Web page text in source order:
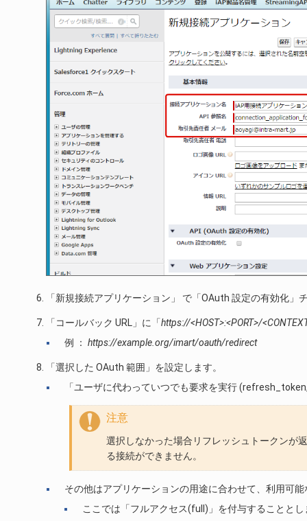
「新規接続アプリケーション」 で「OAuth 設定の有効化
「コールバック URL」に「https://<HOST>:<PORT>/
例 ： https://example.org/imart/oauth/redirect
「選択した OAuth 範囲」を設定します。
「ユーザに代わっていつでも要求を実行
注意
選択しなかった場合リフレッシュトークン
る接続ができません。
その他はアプリケーションの用途に合わせて、利用可
ここでは「フルアクセス(full)」を付与することとし